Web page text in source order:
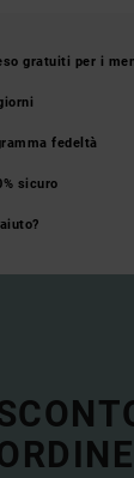
gratuiti per i
fedeltà
sicuro